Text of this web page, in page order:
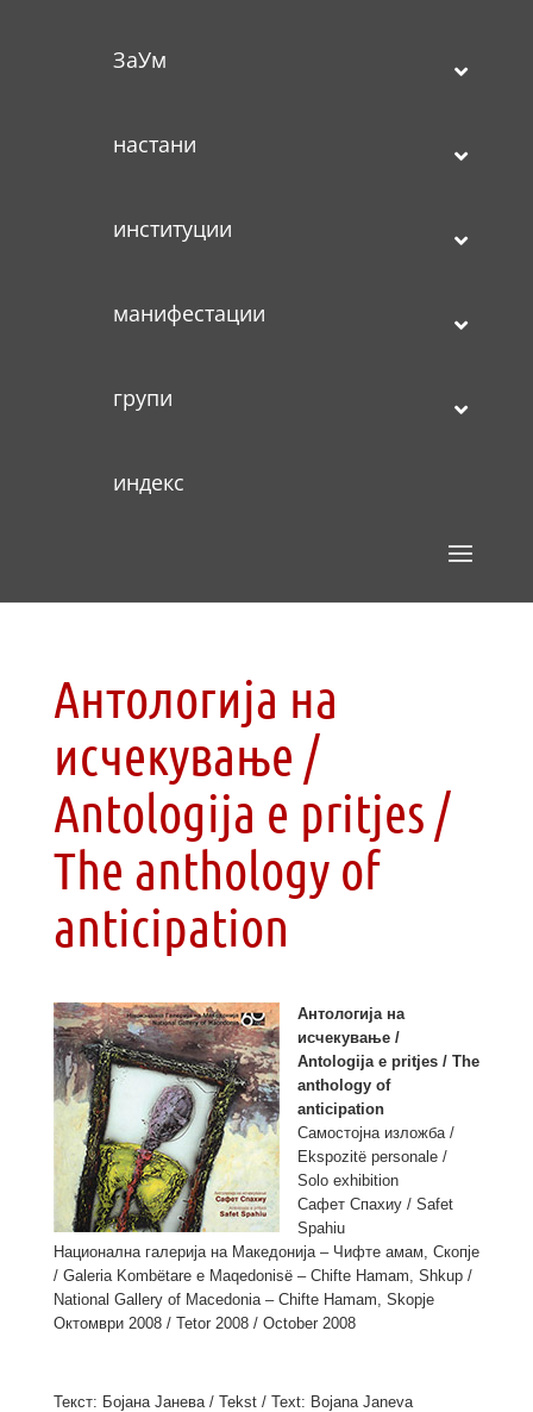
ЗаУм
настани
институции
манифестации
групи
индекс
Антологија на
исчекување /
Antologija e pritjes /
The anthology of
anticipation
Антологија на
исчекување /
Antologija e pritjes / The
anthology of
anticipation
Самостојна изложба /
Ekspozitë personale /
Solo exhibition
Сафет Спахиу / Safet
Spahiu
Национална галерија на Македонија – Чифте амам, Скопје
/ Galeria Kombëtare e Maqedonisë – Chifte Hamam, Shkup /
National Gallery of Macedonia – Chifte Hamam, Skopje
Октомври 2008 / Tetor 2008 / October 2008
Текст: Бојана Јанева / Tekst / Text: Bojana Janeva